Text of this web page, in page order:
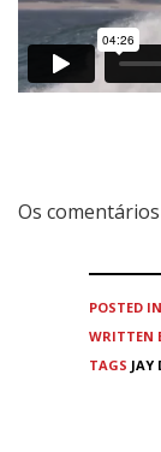
Os
POSTED IN
WRITTEN
TAGS JAY